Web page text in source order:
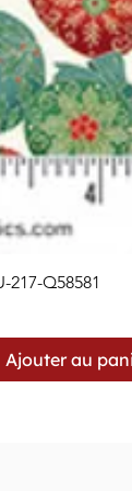
Aperçu rapide
Q58581
Ajouter au